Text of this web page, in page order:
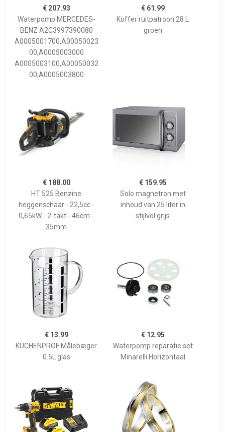
€ 207.93
Waterpomp MERCEDES-
BENZ A2C3997390080
A0005001700,A00050023
00,A0005003000
A0005003100,A00050032
00,A0005003800
€ 61.99
Koffer ruitpatroon 28 L
groen
€ 188.00
HT 525 Benzine
heggenschaar - 22,5cc -
0,65kW - 2-takt - 46cm -
35mm
€ 159.95
Solo magnetron met
inhoud van 25 liter in
stijlvol grijs
€ 13.99
KÜCHENPROF Målebæger
0.5L glas
€ 12.95
Waterpomp reparatie set
Minarelli Horizontaal